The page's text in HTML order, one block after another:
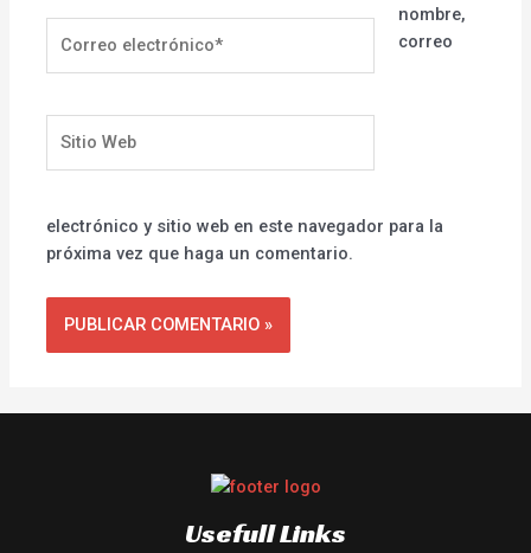
electrónico*
Web
nombre,
correo
electrónico y sitio web en este navegador para la
próxima vez que haga un comentario.
Usefull Links